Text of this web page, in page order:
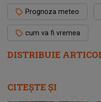
DISTRIBUIE
Prognoza meteo
cum va fi vremea
CITEȘTE ȘI